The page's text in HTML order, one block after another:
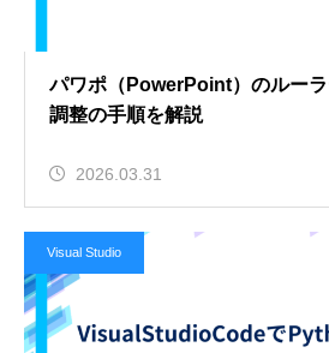
パワポ（PowerPoint）のルー
調整の手順を解説
2026.03.31
Visual Studio